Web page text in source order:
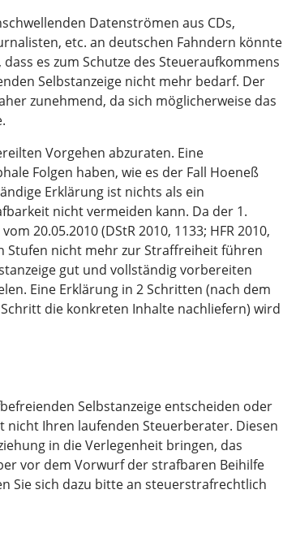
Datenströmen aus CDs,
etc. an deutschen Fahndern könnte
es zum Schutze des Steueraufkommens
Selbstanzeige nicht mehr bedarf. Der
zunehmend, da sich möglicherweise das
Vorgehen abzuraten. Eine
Folgen haben, wie es der Fall Hoeneß
Erklärung ist nichts als ein
nicht vermeiden kann. Da der 1.
20.05.2010 (DStR 2010, 1133; HFR 2010,
Stufen nicht mehr zur Straffreiheit führen
gut und vollständig vorbereiten
Eine Erklärung in 2 Schritten (nach dem
die konkreten Inhalte nachliefern) wird
Selbstanzeige entscheiden oder
nicht Ihren laufenden Steuerberater. Diesen
in die Verlegenheit bringen, das
vor dem Vorwurf der strafbaren Beihilfe
Sie sich dazu bitte an steuerstrafrechtlich